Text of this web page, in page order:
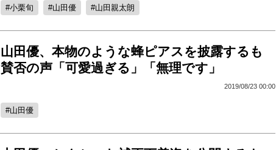
小栗旬 山田優 山田親太朗
山田優、本物のような蜂ピアスを披露するも
賛否の声「可愛過ぎる」「無理です」
2019/08/23 00:00
山田優